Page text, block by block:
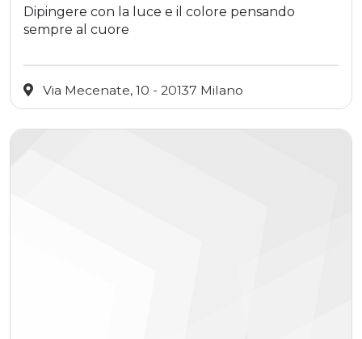
Dipingere con la luce e il colore pensando
sempre al cuore
Via Mecenate, 10 - 20137 Milano